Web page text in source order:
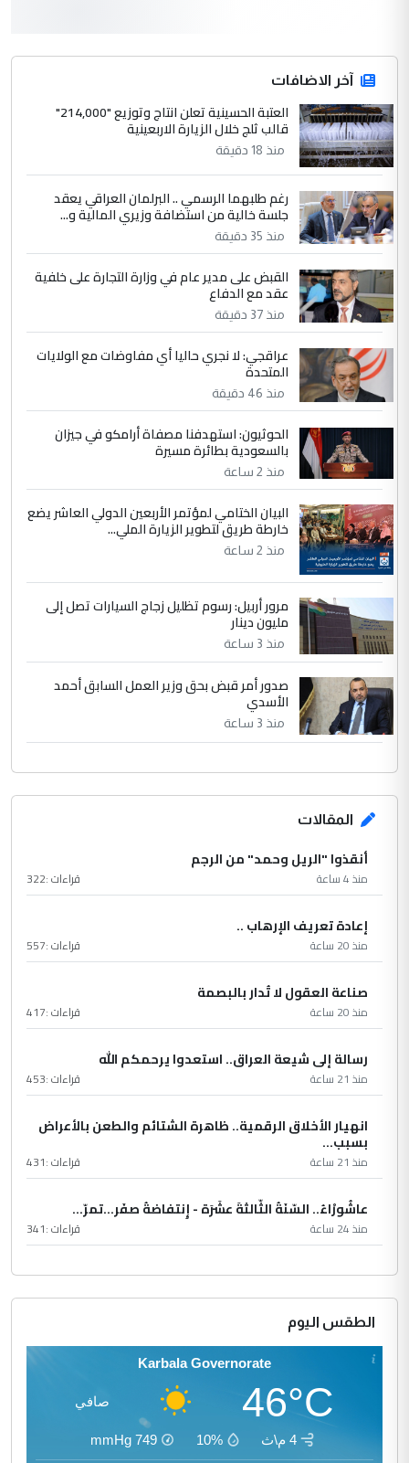
المشترك لا تستهدف أية دولة ومفتوحة لانضمام
الدول الشقيقة
4 يوسف غزوان عصمت
التعليق : بكالوريوس فيزياء طبية متزوج و
زوجتي أيضا بكالوريوس سكني بغداد أرغب في
إكمال دراستي داخل ...
الموضوع :
السعودية توافق على الاستمرار في
إعطاء 100 منحة دراسية للطلبة العراقيين في
جامعاتها سنويا
عبد الأمير جاسم هليل
التعليق : نحن اباء الطلاب الأوائل على العراق
نتشرف بلقاء السيد احمد الصافي في العتبات
الحسنية لزرع ...
مكتب السيد احمد الصافي : لا يوجود
لدينا اي حساب على الفيس بوك وتويتر
آخر الاضافات
العتبة الحسينية تعلن انتاج وتوزيع "214,000"
قالب ثلج خلال الزيارة الاربعينية
منذ 18 دقيقة
رغم طلبهما الرسمي .. البرلمان العراقي يعقد
جلسة خالية من استضافة وزيري المالية و...
منذ 35 دقيقة
القبض على مدير عام في وزارة التجارة على خلفية
عقد مع الدفاع
منذ 37 دقيقة
عراقجي: لا نجري حاليا أي مفاوضات مع الولايات
المتحدة
منذ 46 دقيقة
الحوثيون: استهدفنا مصفاة أرامكو في جيزان
بالسعودية بطائرة مسيرة
منذ 2 ساعة
البيان الختامي لمؤتمر الأربعين الدولي العاشر يضع
خارطة طريق لتطوير الزيارة الملي...
منذ 2 ساعة
مرور أربيل: رسوم تظليل زجاج السيارات تصل إلى
مليون دينار
منذ 3 ساعة
صدور أمر قبض بحق وزير العمل السابق أحمد
الأسدي
منذ 3 ساعة
المقالات
أنقذوا "الريل وحمد" من الرجم
منذ 4 ساعة قراءات :322
إعادة تعريف الإرهاب ..
منذ 20 ساعة قراءات :557
صناعة العقول لا تُدار بالبصمة
منذ 20 ساعة قراءات :417
رسالة إلى شيعة العراق.. استعدوا يرحمكم الله
منذ 21 ساعة قراءات :453
انهيار الأخلاق الرقمية.. ظاهرة الشتائم والطعن بالأعراض
بسبب...
منذ 21 ساعة قراءات :431
عاشُورْاءُ.. السّنَةُ الثّالثةَ عشَرَة - إِنتفاضةُ صفَر…تمرّ...
منذ 24 ساعة قراءات :341
الطقس اليوم
Karbala Governorate
46°C صافي
4 م\ث 10%
749
mmHg